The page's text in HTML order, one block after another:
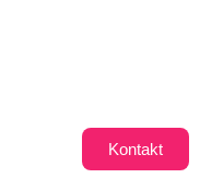
Kontakt